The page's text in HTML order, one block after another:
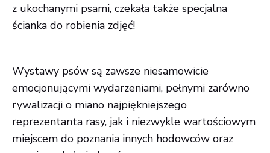
z ukochanymi psami, czekała także specjalna
ścianka do robienia zdjęć!
Wystawy psów są zawsze niesamowicie
emocjonującymi wydarzeniami, pełnymi zarówno
rywalizacji o miano najpiękniejszego
reprezentanta rasy, jak i niezwykle wartościowym
miejscem do poznania innych hodowców oraz